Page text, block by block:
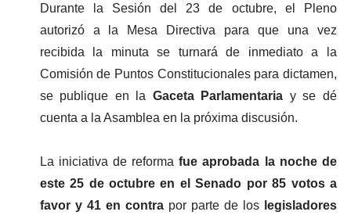
Durante la Sesión del 23 de octubre, el Pleno
autorizó a la Mesa Directiva para que una vez
recibida la minuta se turnará de inmediato a la
Comisión de Puntos Constitucionales para dictamen,
se publique en la Gaceta Parlamentaria y se dé
cuenta a la Asamblea en la próxima discusión.
La iniciativa de reforma fue aprobada la noche de
este 25 de octubre en el Senado por 85 votos a
favor y 41 en contra por parte de los legisladores